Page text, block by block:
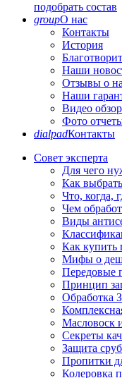
подобрать состав
groupО нас
Контакты
История
Наши
Отзывы о
Наши
Видео
Фото
dialpadКонтакты
Совет эксперта
Для чего
Как
Что, когда,
Чем
Виды
Как купить
Мифы о
Передовые
Принцип
Масловоск
Секреты
Защита
Пропитки
Колеровка